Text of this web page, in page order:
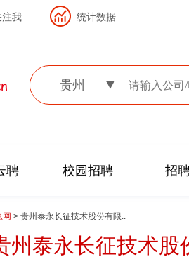
注我 统计数据
贵州
聘 校园招聘 招
网 > 贵州泰永长征技术股份有限..
州泰永长征技术股